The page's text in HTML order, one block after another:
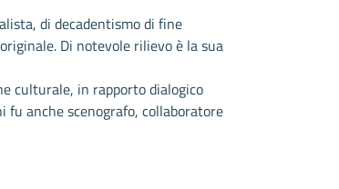
di decadentismo di fine
Di notevole rilievo è la sua
culturale, in rapporto dialogico
anche scenografo, collaboratore